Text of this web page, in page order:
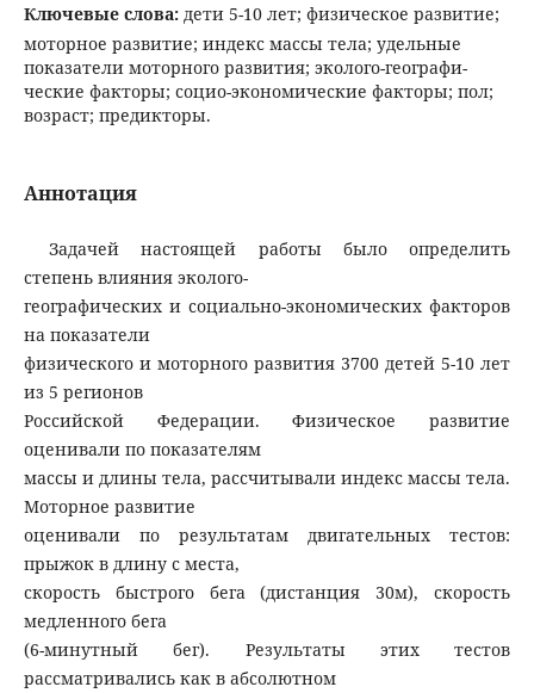
Ключевые слова: дети 5-10 лет; физическое развитие;
моторное развитие; индекс массы тела; удельные
показатели моторного развития; эколого-географи-
ческие факторы; социо-экономические факторы; пол;
возраст; предикторы.
Аннотация
Задачей настоящей работы было определить
степень влияния эколого-
географических и социально-экономических факторов
на показатели
физического и моторного развития 3700 детей 5-10 лет
из 5 регионов
Российской Федерации. Физическое развитие
оценивали по показателям
массы и длины тела, рассчитывали индекс массы тела.
Моторное развитие
оценивали по результатам двигательных тестов:
прыжок в длину с места,
скорость быстрого бега (дистанция 30м), скорость
медленного бега
(6-минутный бег). Результаты этих тестов
рассматривались как в абсолютном